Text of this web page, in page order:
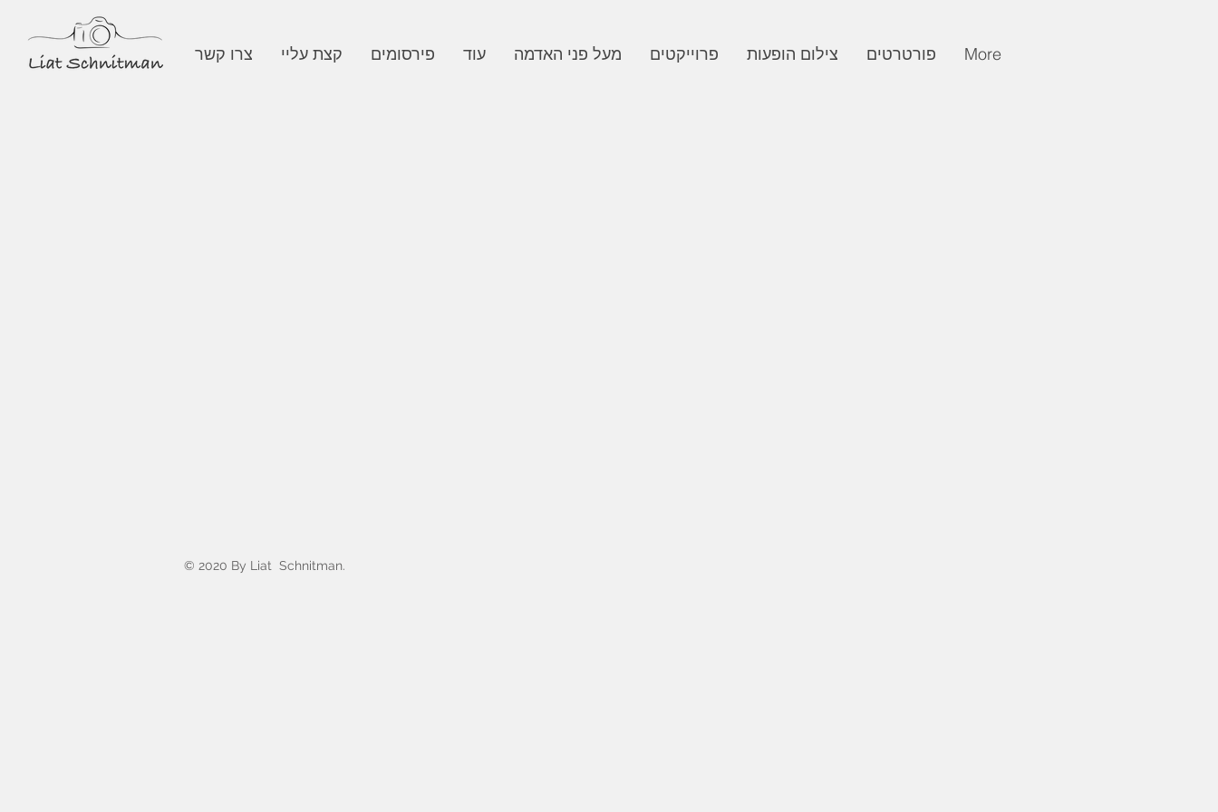
צרו קשר קצת עליי פירסומים עוד מעל פני האדמה פרוייקטים צילום הופעות פורטרטים More
© 2020 By Liat Schnitman.